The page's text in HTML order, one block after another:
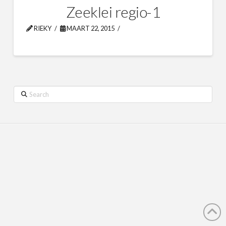
Zeeklei regio-1
RIEKY MAART 22, 2015
Search